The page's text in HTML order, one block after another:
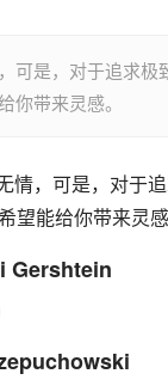
可是，对于追求
你带来灵感。
情，可是，对于
望能给你带来灵感
Gershtein